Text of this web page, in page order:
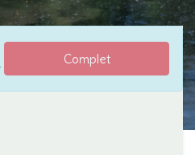
Complet